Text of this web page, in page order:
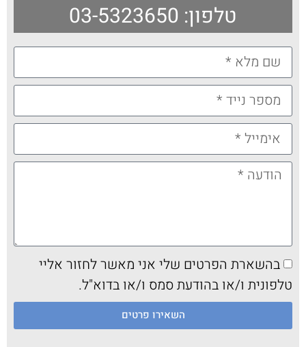
טלפון: 03-5323650
בהשארת הפרטים שלי אני מאשר לחזור אליי
טלפונית ו/או בהודעת סמס ו/או בדוא"ל.
השאירו פרטים